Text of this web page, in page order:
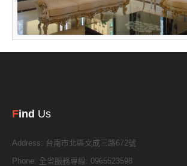
Find Us
Address: 台南市北區文成三路672號
Phone: 全省服務專線: 0965523598